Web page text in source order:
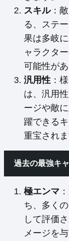
スキル：
る、ステ
果は多岐
ャラクタ
可能性があ
汎用性 ：
は、汎用
ージや敵
躍できる
重宝されま
過去の最強キ
極エンマ
ち、多く
して評価
メージを